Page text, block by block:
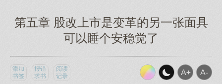
第五章 股改上市是变革的另一张面具
可以睡个安稳觉了
添加
书签
报错
求书
阅读
记录